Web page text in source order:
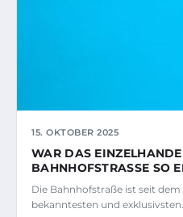
15. OKTOBER 2025
WAR DAS
BAHNHOFSTRASSE SO
Die Bahnhofstraße ist seit dem
bekanntesten und